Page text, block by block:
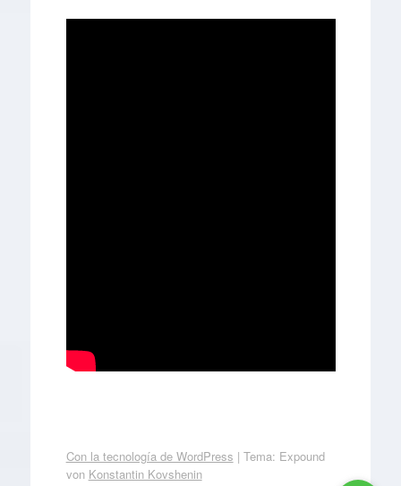
Con la tecnología de WordPress | Tema: Expound
von Konstantin Kovshenin